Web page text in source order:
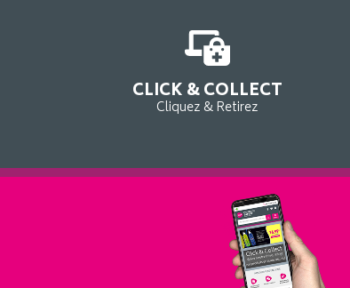
CLICK & COLLECT
Cliquez & Retirez